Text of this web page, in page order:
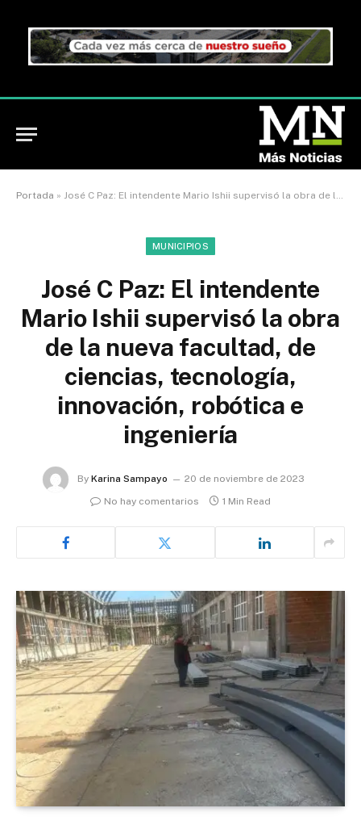
Portada » José C Paz: El intendente Mario Ishii supervisó la obra de la nueva facultad, de ciencias, tecnología, innovación, robótica e ingeniería
MUNICIPIOS
José C Paz: El intendente
Mario Ishii supervisó la obra
de la nueva facultad, de
ciencias, tecnología,
innovación, robótica e
ingeniería
By Karina Sampayo
20 de noviembre de 2023
No hay comentarios
1 Min Read